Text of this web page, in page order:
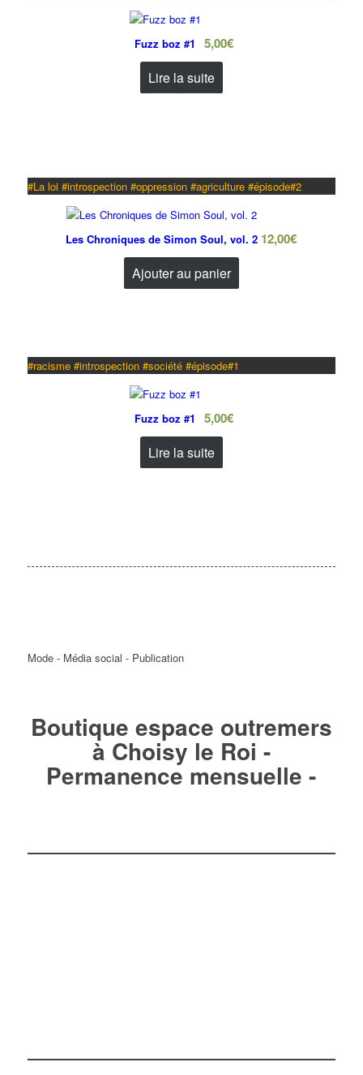
Fuzz boz #1 5,00€
Lire la suite
#La loi #introspection #oppression #agriculture #épisode#2
Les Chroniques de Simon Soul, vol. 2 12,00€
Ajouter au panier
#racisme #introspection #société #épisode#1
Fuzz boz #1 5,00€
Lire la suite
Mode - Média social - Publication
Boutique espace outremers
à Choisy le Roi -
Permanence mensuelle -